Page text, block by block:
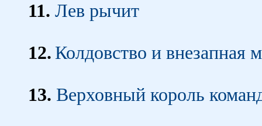
11. Лев рычит
12. Колдовство и внезапная
13. Верховный король